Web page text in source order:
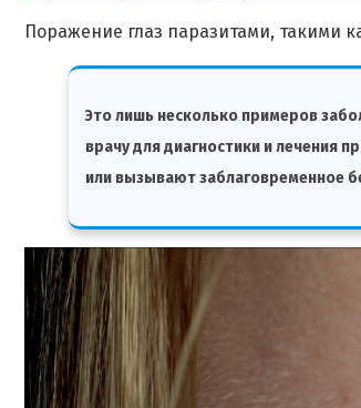
Поражение глаз паразитами, такими
Это лишь несколько примеров
врачу для диагностики и лечения
или вызывают заблаговременное